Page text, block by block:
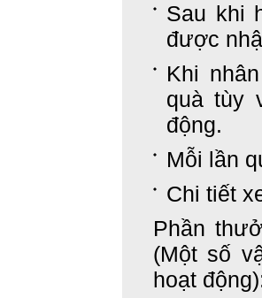
Sau khi
được
Khi
quà tùy
động.
Mỗi lần
Chi tiết
Phần
(Một số
hoạt